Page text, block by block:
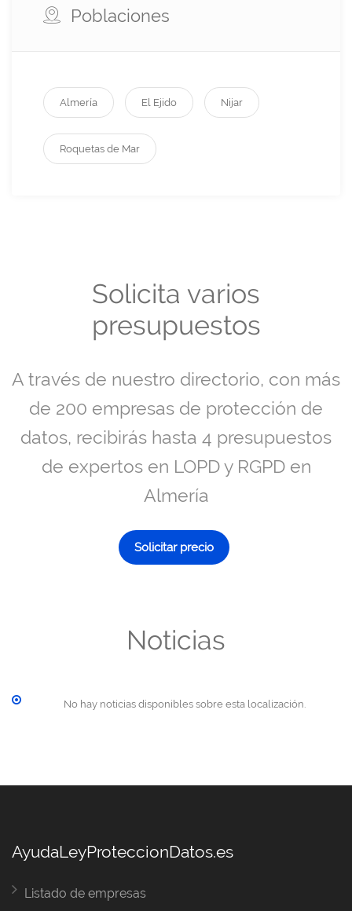
Poblaciones
Almería El Ejido Nijar
Roquetas de Mar
Solicita varios
presupuestos
A través de nuestro directorio, con más
de 200 empresas de protección de
datos, recibirás hasta 4 presupuestos
de expertos en LOPD y RGPD en
Almería
Solicitar precio
Noticias
No hay noticias disponibles sobre esta localización.
AyudaLeyProteccionDatos.es
Listado de empresas